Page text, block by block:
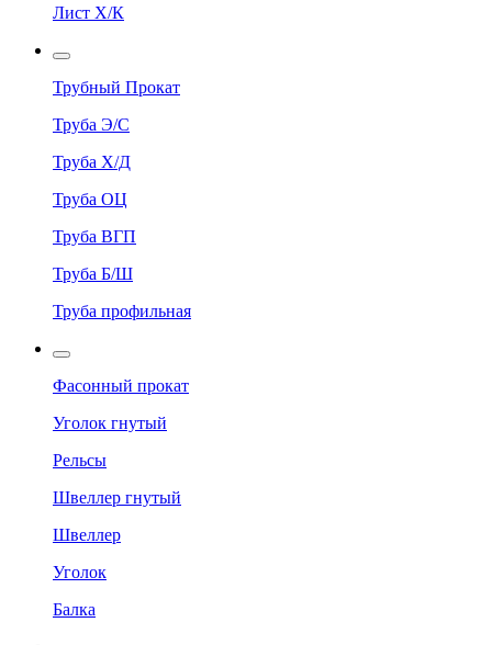
Лист Х/К
Трубный Прокат
Труба Э/С
Труба Х/Д
Труба ОЦ
Труба ВГП
Труба Б/Ш
Труба профильная
Фасонный прокат
Уголок гнутый
Рельсы
Швеллер гнутый
Швеллер
Уголок
Балка